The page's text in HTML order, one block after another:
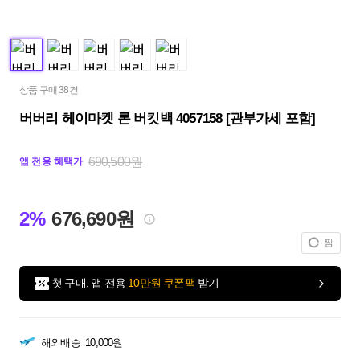
상품 구매 38건
버버리 헤이마켓 론 버킷백 4057158 [관부가세 포함]
앱 전용 혜택가 690,500원
2% 676,690원
찜
첫 구매, 앱 전용 10만원 쿠폰팩 받기
해외배송 10,000원